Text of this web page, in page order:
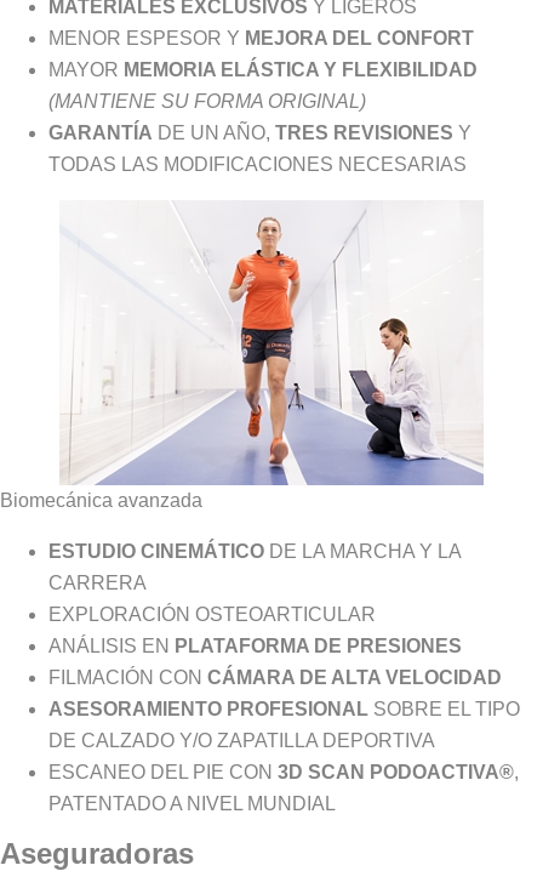
MATERIALES EXCLUSIVOS Y LIGEROS
MENOR ESPESOR Y MEJORA DEL CONFORT
MAYOR MEMORIA ELÁSTICA Y FLEXIBILIDAD
(MANTIENE SU FORMA ORIGINAL)
GARANTÍA DE UN AÑO, TRES REVISIONES Y
TODAS LAS MODIFICACIONES NECESARIAS
Biomecánica avanzada
ESTUDIO CINEMÁTICO DE LA MARCHA Y LA
CARRERA
EXPLORACIÓN OSTEOARTICULAR
ANÁLISIS EN PLATAFORMA DE PRESIONES
FILMACIÓN CON CÁMARA DE ALTA VELOCIDAD
ASESORAMIENTO PROFESIONAL SOBRE EL TIPO
DE CALZADO Y/O ZAPATILLA DEPORTIVA
ESCANEO DEL PIE CON 3D SCAN PODOACTIVA®,
PATENTADO A NIVEL MUNDIAL
Aseguradoras